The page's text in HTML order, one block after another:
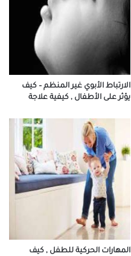
الارتباط الأبوي غير المنظم – كيف
يؤثر على الأطفال , كيفية علاجة
المهارات الحركية للطفل , كيف